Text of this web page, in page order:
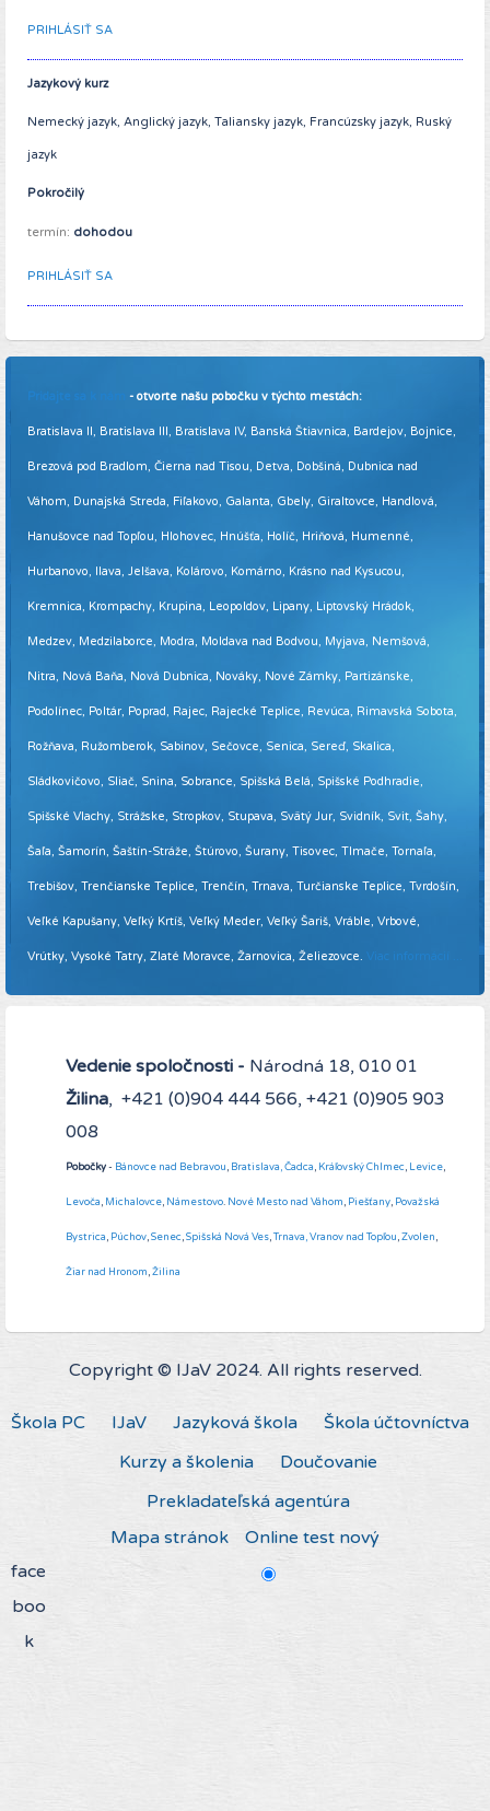
PRIHLÁSIŤ SA
Jazykový kurz
Nemecký jazyk, Anglický jazyk, Taliansky jazyk, Francúzsky jazyk, Ruský
jazyk
Pokročilý
termín: dohodou
PRIHLÁSIŤ SA
Pridajte sa k nám - otvorte našu pobočku v týchto mestách:
Bratislava II, Bratislava III, Bratislava IV, Banská Štiavnica, Bardejov, Bojnice,
Brezová pod Bradlom, Čierna nad Tisou, Detva, Dobšiná, Dubnica nad
Váhom, Dunajská Streda, Fiľakovo, Galanta, Gbely, Giraltovce, Handlová,
Hanušovce nad Topľou, Hlohovec, Hnúšťa, Holíč, Hriňová, Humenné,
Hurbanovo, Ilava, Jelšava, Kolárovo, Komárno, Krásno nad Kysucou,
Kremnica, Krompachy, Krupina, Leopoldov, Lipany, Liptovský Hrádok,
Medzev, Medzilaborce, Modra, Moldava nad Bodvou, Myjava, Nemšová,
Nitra, Nová Baňa, Nová Dubnica, Nováky, Nové Zámky, Partizánske,
Podolínec, Poltár, Poprad, Rajec, Rajecké Teplice, Revúca, Rimavská Sobota,
Rožňava, Ružomberok, Sabinov, Sečovce, Senica, Sereď, Skalica,
Sládkovičovo, Sliač, Snina, Sobrance, Spišská Belá, Spišské Podhradie,
Spišské Vlachy, Strážske, Stropkov, Stupava, Svätý Jur, Svidník, Svit, Šahy,
Šaľa, Šamorín, Šaštín-Stráže, Štúrovo, Šurany, Tisovec, Tlmače, Tornaľa,
Trebišov, Trenčianske Teplice, Trenčín, Trnava, Turčianske Teplice, Tvrdošín,
Veľké Kapušany, Veľký Krtíš, Veľký Meder, Veľký Šariš, Vráble, Vrbové,
Vrútky, Vysoké Tatry, Zlaté Moravce, Žarnovica, Želiezovce. Viac informácií ...
Vedenie spoločnosti - Národná 18, 010 01
Žilina, +421 (0)904 444 566, +421 (0)905 903
008
Pobočky- Bánovce nad Bebravou, Bratislava,Čadca, Kráľovský Chlmec, Levice,
Levoča, Michalovce, Námestovo. Nové Mesto nad Váhom, Piešťany, Považská
Bystrica, Púchov,Senec,Spišská Nová Ves,Trnava,Vranov nad Topľou,Zvolen,
Žiar nad Hronom,Žilina
Copyright © IJaV 2024. All rights reserved.
Škola PC IJaV Jazyková škola
Škola účtovníctva
Kurzy a školenia
Doučovanie
Prekladateľská agentúra
Mapa stránok
Online test nový
face
boo
k